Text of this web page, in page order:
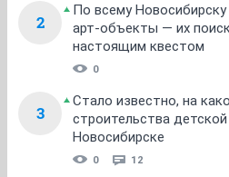
2
По всему
арт-объекты — их
настоящим квестом
0
3
Стало известно, на
строительства
Новосибирске
0 12